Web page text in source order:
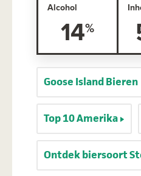
Alcohol
14
Goose Island Bieren
Top 10 Amerika
Ontdek biersoort